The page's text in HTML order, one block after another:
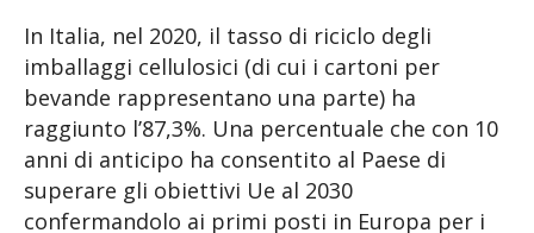
In Italia, nel 2020, il tasso di riciclo degli
imballaggi cellulosici (di cui i cartoni per
bevande rappresentano una parte) ha
raggiunto l’87,3%. Una percentuale che con 10
anni di anticipo ha consentito al Paese di
superare gli obiettivi Ue al 2030
confermandolo ai primi posti in Europa per i